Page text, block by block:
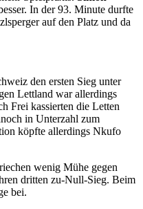
In der 93. Minute durfte
auf den Platz und da
den ersten Sieg unter
Lettland war allerdings
Frei kassierten die Letten
in Unterzahl zum
köpfte allerdings Nkufo
wenig Mühe gegen
dritten zu-Null-Sieg. Beim
bei.